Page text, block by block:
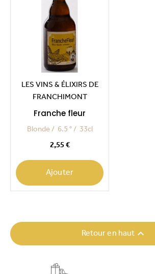
LES VINS & ÉLIXIRS DE
FRANCHIMONT
Franche fleur
Blonde 6.5 ° 33cl
2,55 €
Ajouter
Retour en haut 